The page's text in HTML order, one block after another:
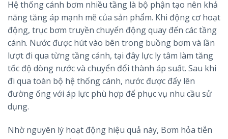
Hệ thống cánh bơm nhiều tầng là bộ phận tạo nên khả
năng tăng áp mạnh mẽ của sản phẩm. Khi động cơ hoạt
động, trục bơm truyền chuyển động quay đến các tầng
cánh. Nước được hút vào bên trong buồng bơm và lần
lượt đi qua từng tầng cánh, tại đây lực ly tâm làm tăng
tốc độ dòng nước và chuyển đổi thành áp suất. Sau khi
đi qua toàn bộ hệ thống cánh, nước được đẩy lên
đường ống với áp lực phù hợp để phục vụ nhu cầu sử
dụng.
Nhờ nguyên lý hoạt động hiệu quả này, Bơm hỏa tiễn